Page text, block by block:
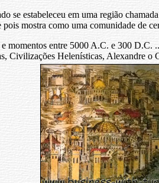
se estabeleceu em uma região
mostra como uma comunidade de
momentos entre 5000 A.C. e 300 D.C.
Civilizações Helenísticas, Alexandre o